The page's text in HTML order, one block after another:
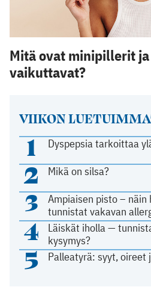
VIIKON
1 Dyspepsia tarkoittaa
2 Mikä on silsa?
3
Ampiaisen pisto –
tunnistat vakavan
4
Läiskät iholla —
kysymys?
5 Palleatyrä: syyt, oireet
Mitä ovat minipillerit
vaikuttavat?